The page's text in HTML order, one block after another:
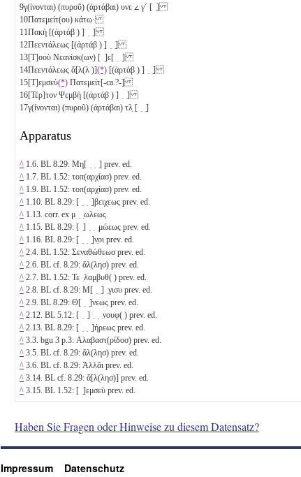
9γ(ίνονται) (πυροῦ) (ἀρτάβαι) υνε 𐅵 γ´ [ ̣]
10Πατεμείτ(ου) κάτω·
11Πακὴ [(ἀρτάβ ) ] ̣ ̣]
12Πεεντάλεως [(ἀρτάβ ) ] ̣ ̣]
13[Τ]οοὺ Νεανίσκ(ων) [ ̣]ε[ ̣ ̣]
14Πεεντάλεως ἄ[λ(λ )](*) [(ἀρτάβ ) ] ̣ ̣]
15[Τ]εμσεὺ(*) Πατεμείτ[-ca.?-]
16[Τέρ]τον Ψεμβὴ [(ἀρτάβ ) ] ̣ ̣]
17γ(ίνονται) (πυροῦ) (ἀρτάβαι) τλ̣ [ ̣ ̣]
Apparatus
^ 1.6. BL 8.29: Μη[ ̣ ̣ ̣] prev. ed.
^ 1.7. BL 1.52: τοπ(αρχίασ) prev. ed.
^ 1.9. BL 1.52: τοπ(αρχίασ) prev. ed.
^ 1.10. BL 8.29: [ ̣ ̣ ̣]βειχεως prev. ed.
^ 1.13. corr. ex μ ̣ ̣ωλεως
^ 1.15. BL 8.29: [ ̣] ̣ ̣ ̣μώεως prev. ed.
^ 1.16. BL 8.29: [ ̣ ̣ ̣]ν̣οι prev. ed.
^ 2.4. BL 1.52: Σεναθώθεωσ prev. ed.
^ 2.6. BL cf. 8.29: ἄλ(λησ) prev. ed.
^ 2.7. BL 1.52: Τε ̣λαμβυθ( ) prev. ed.
^ 2.8. BL cf. 8.29: Μ[ ̣ ̣] ̣γισυ prev. ed.
^ 2.9. BL 8.29: Θ[ ̣ ̣]νεως prev. ed.
^ 2.12. BL 5.12: [ ̣ ̣] ̣ ̣ ̣νουφ( ) prev. ed.
^ 2.13. BL 8.29: [ ̣ ̣ ̣]ήρεως prev. ed.
^ 3.3. bgu 3 p.3: Αλαβαστ(ρίδοσ) prev. ed.
^ 3.5. BL cf. 8.29: ἄλ(λησ) prev. ed.
^ 3.6. BL cf. 8.29: Ἀλλᾶι prev. ed.
^ 3.14. BL cf. 8.29: ἄ[λ(λησ)] prev. ed.
^ 3.15. BL 1.52: [ ̣]εμσεὺ prev. ed.
Haben Sie Fragen oder Hinweise zu diesem Datensatz?
Impressum Datenschutz